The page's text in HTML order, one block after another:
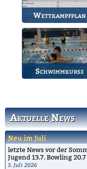
Aktuelle News
Neu im Juli
letzte News vor der
Jugend 13.7. Bowling 20.7
5. Juli 2026
Wettkampfplan
Übersicht der
Wettkämpfe.
Schwimmkurse